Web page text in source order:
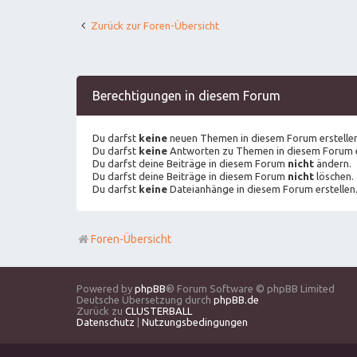
Zurück zur Foren-Übersicht
Berechtigungen in diesem Forum
Du darfst keine neuen Themen in diesem Forum
Du darfst keine Antworten zu Themen in diesem Forum
Du darfst deine Beiträge in diesem Forum nicht ändern.
Du darfst deine Beiträge in diesem Forum nicht löschen.
Du darfst keine Dateianhänge in diesem Forum erstellen.
Foren-Übersicht
Powered by phpBB® Forum Software © phpBB Limited
Deutsche Übersetzung durch phpBB.de
Zurück zu CLUSTERBALL
Datenschutz
Nutzungsbedingungen